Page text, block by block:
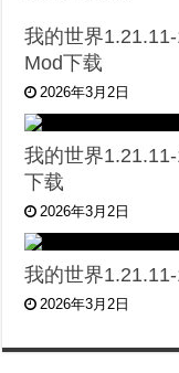
我的世界
Mod下载
2026年3月2日
我的世界
下载
2026年3月2日
我的世界
2026年3月2日